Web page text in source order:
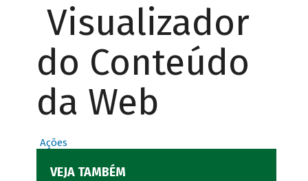
Visualizador
do Conteúdo
da Web
Ações
VEJA TAMBÉM